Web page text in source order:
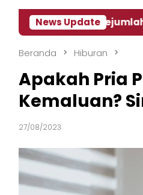
News Update
Nino, Sejumlah Daerah di
Beranda Hiburan
Apakah Pria
Kemaluan?
27/08/2023